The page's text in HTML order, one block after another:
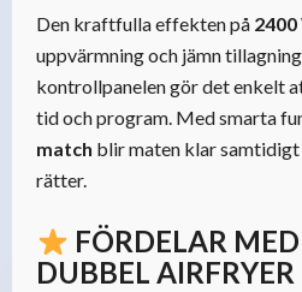
Den kraftfulla effekten på 2400
uppvärmning och jämn
kontrollpanelen gör det enkelt
tid och program. Med smarta
match blir maten klar samtidigt
rätter.
FÖRDELAR
DUBBEL AIRFRYER